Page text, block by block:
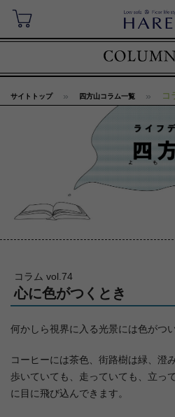
サイトトップ 四方山コラム一覧 コ
コラム vol.74
心に色がつくとき
何かしら視界に入る光景には色がつ
コーヒーには茶色、街路樹は緑、澄
歩いていても、走っていても、立っ
に目に飛び込んできます。